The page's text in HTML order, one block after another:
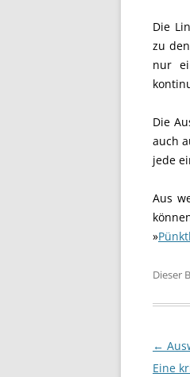
Die
zu
nur
Die
auch
jede
Aus
»
Dieser
←
Eine